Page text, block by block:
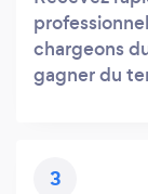
chargeons
gagner du
3